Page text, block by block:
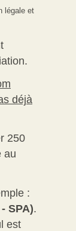
légale et
déjà
250
au
:
SPA).
est